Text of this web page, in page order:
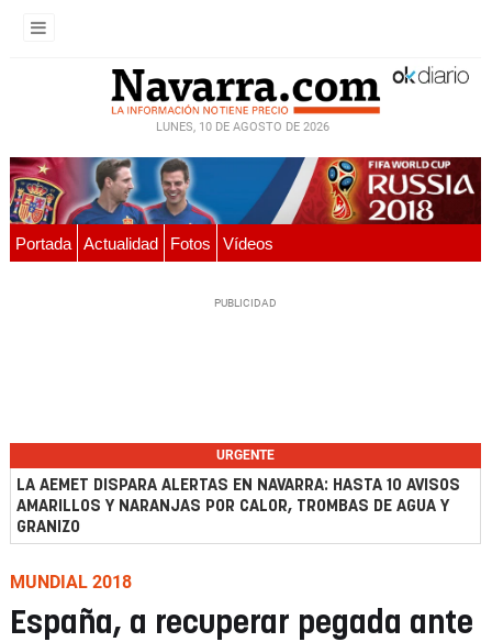
LUNES, 10 DE AGOSTO DE 2026
Portada Actualidad Fotos Vídeos
URGENTE
LA AEMET DISPARA ALERTAS EN NAVARRA: HASTA 10 AVISOS
AMARILLOS Y NARANJAS POR CALOR, TROMBAS DE AGUA Y
GRANIZO
MUNDIAL 2018
España, a recuperar pegada ante